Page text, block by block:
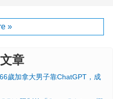
»
章
歲加拿大男子靠ChatGPT，成